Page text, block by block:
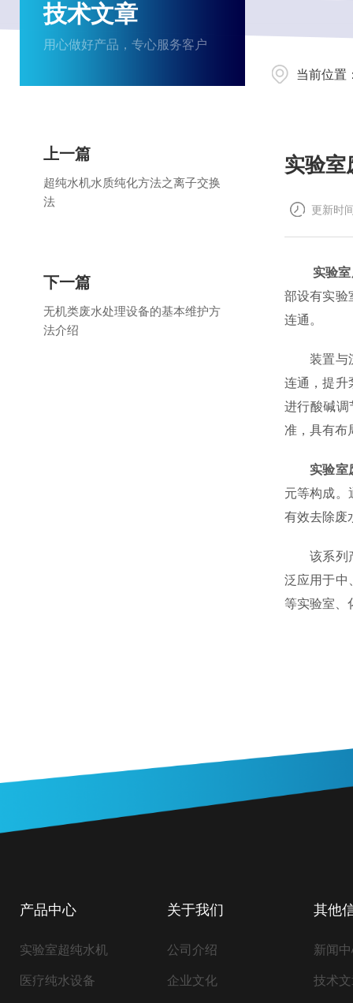
技术文章
用心做好产品，专心服务客户
当前位置
实验室
更新时
实验
部设有实验
连通。
装置与沉
连通，提升
进行酸碱调
准，具有布
实验室
元等构成。
有效去除废
该系列产
泛应用于中
等实验室、
上一篇
超纯水机水质纯化方法之离子交换
法
下一篇
无机类废水处理设备的基本维护方
法介绍
产品中心
实验室超纯水机
医疗纯水设备
关于我们
公司介绍
企业文化
其他
新闻
技术